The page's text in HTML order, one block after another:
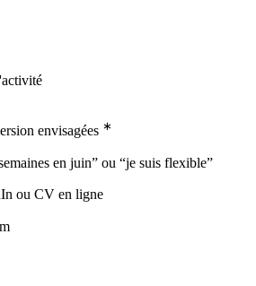
envisagées ∗
en juin” ou “je suis flexible”
ou CV en ligne